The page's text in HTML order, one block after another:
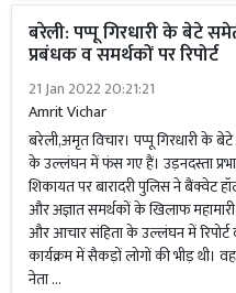
बरेली: पप्पू गिरधारी के बेटे
प्रबंधक व समर्थकों पर रिपोर्ट
21 Jan 2022 20:21:21
Amrit Vichar
बरेली,अमृत विचार। पप्पू गिरधारी के
के उल्लंघन में फंस गए हैं। उड़नदस्ता
शिकायत पर बारादरी पुलिस ने बैंक्वेट
और अज्ञात समर्थकों के खिलाफ
और आचार संहिता के उल्लंघन में रिपोर्ट
कार्यक्रम में सैकड़ों लोगों की भीड़ थी।
नेता …